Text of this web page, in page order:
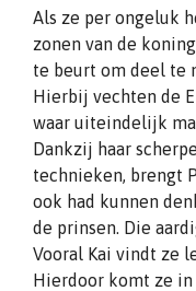
Als ze per ongeluk
zonen van de
te beurt om deel te
Hierbij vechten de
waar uiteindelijk
Dankzij haar
technieken, brengt
ook had kunnen
de prinsen. Die
Vooral Kai vindt ze
Hierdoor komt ze